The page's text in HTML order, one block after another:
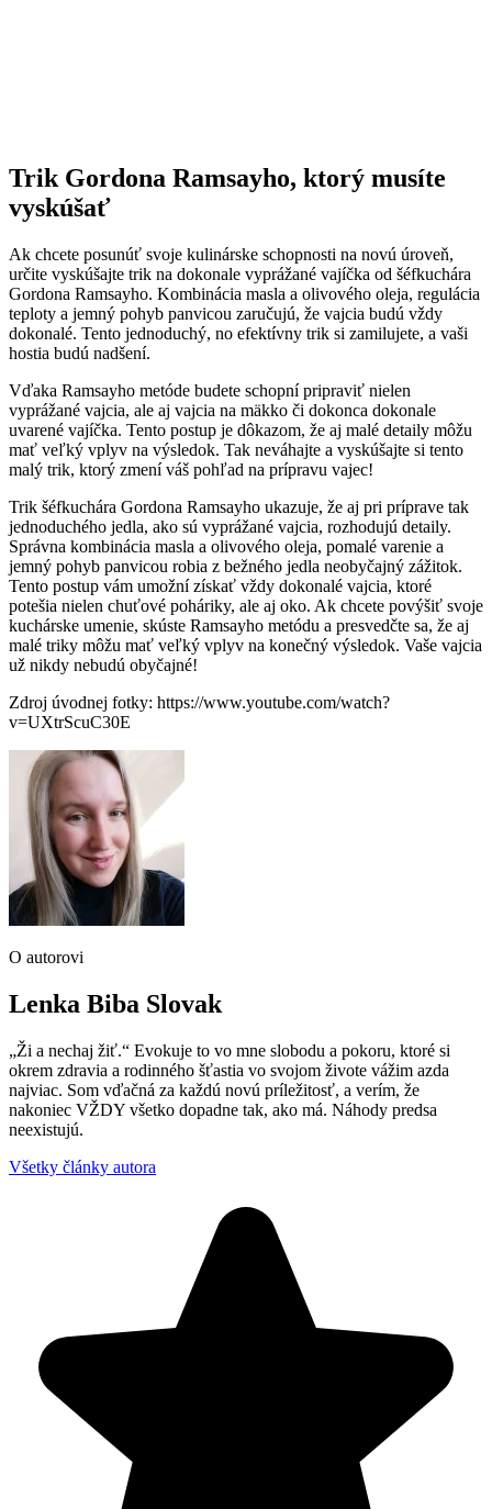
Trik Gordona Ramsayho, ktorý musíte
vyskúšať
Ak chcete posunúť svoje kulinárske schopnosti na novú úroveň,
určite vyskúšajte trik na dokonale vyprážané vajíčka od šéfkuchára
Gordona Ramsayho. Kombinácia masla a olivového oleja, regulácia
teploty a jemný pohyb panvicou zaručujú, že vajcia budú vždy
dokonalé. Tento jednoduchý, no efektívny trik si zamilujete, a vaši
hostia budú nadšení.
Vďaka Ramsayho metóde budete schopní pripraviť nielen
vyprážané vajcia, ale aj vajcia na mäkko či dokonca dokonale
uvarené vajíčka. Tento postup je dôkazom, že aj malé detaily môžu
mať veľký vplyv na výsledok. Tak neváhajte a vyskúšajte si tento
malý trik, ktorý zmení váš pohľad na prípravu vajec!
Trik šéfkuchára Gordona Ramsayho ukazuje, že aj pri príprave tak
jednoduchého jedla, ako sú vyprážané vajcia, rozhodujú detaily.
Správna kombinácia masla a olivového oleja, pomalé varenie a
jemný pohyb panvicou robia z bežného jedla neobyčajný zážitok.
Tento postup vám umožní získať vždy dokonalé vajcia, ktoré
potešia nielen chuťové poháriky, ale aj oko. Ak chcete povýšiť svoje
kuchárske umenie, skúste Ramsayho metódu a presvedčte sa, že aj
malé triky môžu mať veľký vplyv na konečný výsledok. Vaše vajcia
už nikdy nebudú obyčajné!
Zdroj úvodnej fotky: https://www.youtube.com/watch?
v=UXtrScuC30E
O autorovi
Lenka Biba Slovak
„Ži a nechaj žiť.“ Evokuje to vo mne slobodu a pokoru, ktoré si
okrem zdravia a rodinného šťastia vo svojom živote vážim azda
najviac. Som vďačná za každú novú príležitosť, a verím, že
nakoniec VŽDY všetko dopadne tak, ako má. Náhody predsa
neexistujú.
Všetky články autora